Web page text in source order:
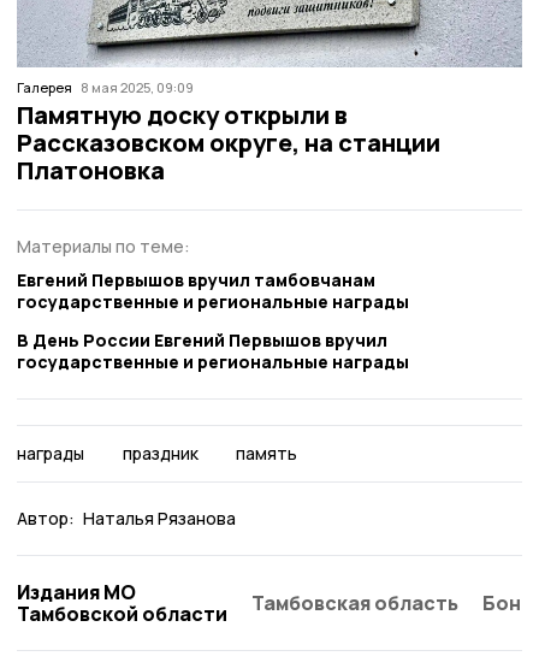
Галерея 8 мая 2025, 09:09
Памятную доску открыли в
Рассказовском округе, на станции
Платоновка
Материалы по теме:
Евгений Первышов вручил тамбовчанам
государственные и региональные награды
В День России Евгений Первышов вручил
государственные и региональные награды
награды праздник память
Автор: Наталья Рязанова
Издания МО
Тамбовской области
Тамбовская область